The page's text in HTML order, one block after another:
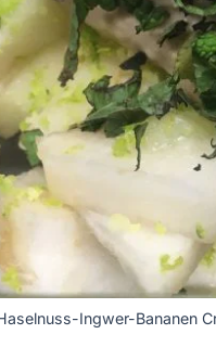
Ingwer-Bananen